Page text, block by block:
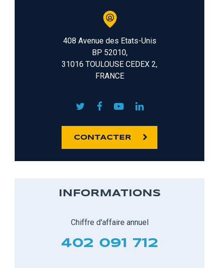
408 Avenue des Etats-Unis
BP 52010,
31016 TOULOUSE CEDEX 2,
FRANCE
CONTACTER
INFORMATIONS
Chiffre d'affaire annuel
402 091 712